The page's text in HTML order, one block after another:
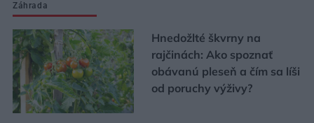
Záhrada
Hnedožlté škvrny na
rajčinách: Ako spoznať
obávanú pleseň a čím sa líši
od poruchy výživy?